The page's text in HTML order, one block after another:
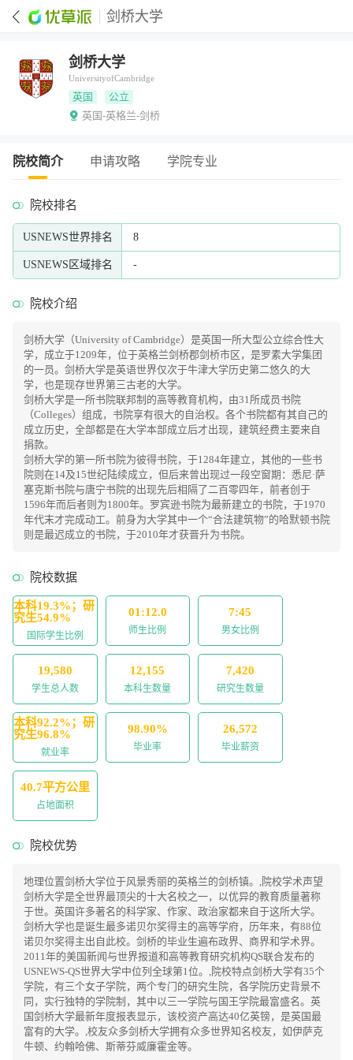
剑桥大学
剑桥大学
UniversityofCambridge
英国
公立
英国-英格兰-剑桥
院校简介 申请攻略 学院专业
院校排名
USNEWS世界排名 8
USNEWS区域排名 -
院校介绍
剑桥大学（University of Cambridge）是英国一所大型公立综合性大
学，成立于1209年，位于英格兰剑桥郡剑桥市区，是罗素大学集团
的一员。剑桥大学是英语世界仅次于牛津大学历史第二悠久的大
学，也是现存世界第三古老的大学。
剑桥大学是一所书院联邦制的高等教育机构，由31所成员书院
（Colleges）组成，书院享有很大的自治权。各个书院都有其自己的
成立历史，全部都是在大学本部成立后才出现，建筑经费主要来自
捐款。
剑桥大学的第一所书院为彼得书院，于1284年建立，其他的一些书
院则在14及15世纪陆续成立，但后来曾出现过一段空窗期：悉尼·萨
塞克斯书院与唐宁书院的出现先后相隔了二百零四年，前者创于
1596年而后者则为1800年。罗宾逊书院为最新建立的书院，于1970
年代末才完成动工。前身为大学其中一个“合法建筑物”的哈默顿书院
则是最迟成立的书院，于2010年才获晋升为书院。
院校数据
本科19.3%；研
究生54.9%
国际学生比例
01:12.0
师生比例
7:45
男女比例
19,580
学生总人数
12,155
本科生数量
7,420
研究生数量
本科92.2%；研
究生96.8%
就业率
98.90%
毕业率
26,572
毕业薪资
40.7平方公里
占地面积
院校优势
地理位置剑桥大学位于风景秀丽的英格兰的剑桥镇。,院校学术声望
剑桥大学是全世界最顶尖的十大名校之一，以优异的教育质量著称
于世。英国许多著名的科学家、作家、政治家都来自于这所大学。
剑桥大学也是诞生最多诺贝尔奖得主的高等学府，历年来，有88位
诺贝尔奖得主出自此校。剑桥的毕业生遍布政界、商界和学术界。
2011年的美国新闻与世界报道和高等教育研究机构QS联合发布的
USNEWS-QS世界大学中位列全球第1位。,院校特点剑桥大学有35个
学院，有三个女子学院，两个专门的研究生院，各学院历史背景不
同，实行独特的学院制，其中以三一学院与国王学院最富盛名。英
国剑桥大学最新年度报表显示，该校资产高达40亿英镑，是英国最
富有的大学。,校友众多剑桥大学拥有众多世界知名校友，如伊萨克
牛顿、约翰哈佛、斯蒂芬威廉霍金等。